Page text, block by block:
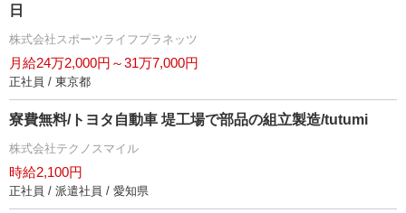
日
株式会社スポーツライフプラネッツ
月給24万2,000円～31万7,000円
正社員 / 東京都
寮費無料/トヨタ自動車 堤工場で部品の組立製造/tutumi
株式会社テクノスマイル
時給2,100円
正社員 / 派遣社員 / 愛知県